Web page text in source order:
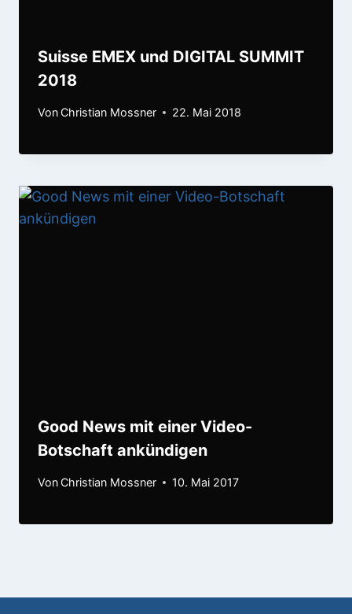
Suisse EMEX und DIGITAL SUMMIT
2018
VonChristian Mossner 22. Mai 2018
Good News mit einer Video-
Botschaft ankündigen
VonChristian Mossner 10. Mai 2017